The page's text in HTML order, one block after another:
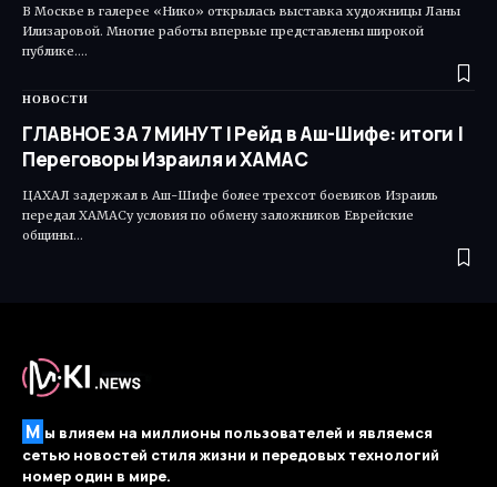
В Москве в галерее «Нико» открылась выставка художницы Ланы
Илизаровой. Многие работы впервые представлены широкой
публике.…
НОВОСТИ
ГЛАВНОЕ ЗА 7 МИНУТ | Рейд в Аш-Шифе: итоги |
Переговоры Израиля и ХАМАС
ЦАХАЛ задержал в Аш-Шифе более трехсот боевиков Израиль
передал ХАМАСу условия по обмену заложников Еврейские
общины…
М ы влияем на миллионы пользователей и являемся
сетью новостей стиля жизни и передовых технологий
номер один в мире.